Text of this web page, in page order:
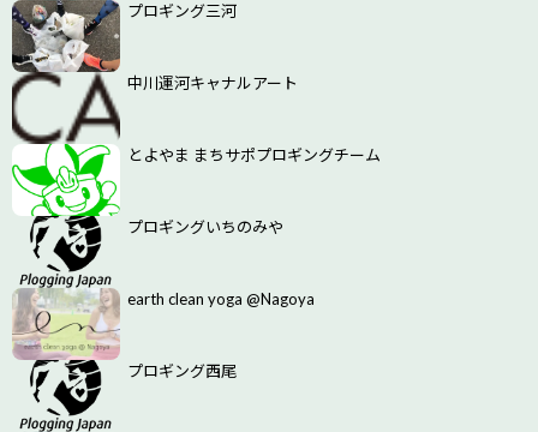
プロギング三河
中川運河キャナルアート
とよやま まちサポプロギングチーム
プロギングいちのみや
earth clean yoga @Nagoya
プロギング西尾